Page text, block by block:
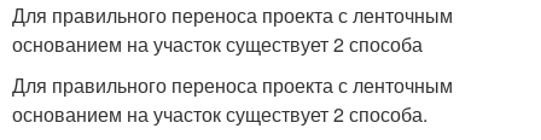
Фундамент для сарая
Фундамент под
Для правильного переноса проекта с ленточным
основанием на участок существует 2 способа
Для правильного переноса проекта с ленточным
основанием на участок существует 2 способа.